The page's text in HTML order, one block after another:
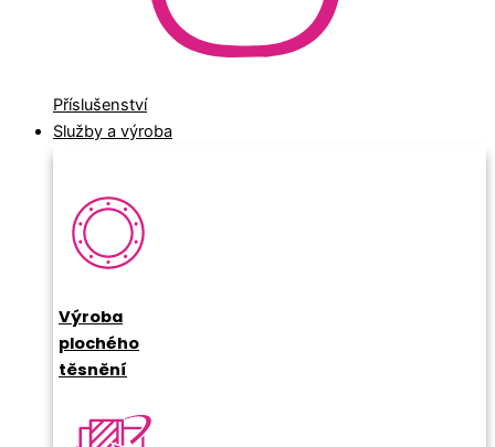
Příslušenství
Služby a výroba
Výroba
plochého
těsnění